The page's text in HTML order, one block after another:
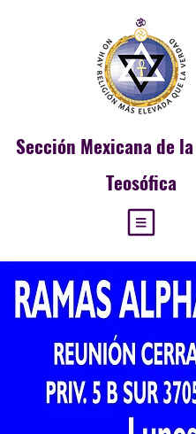
Sección Mexicana de
Teosófica